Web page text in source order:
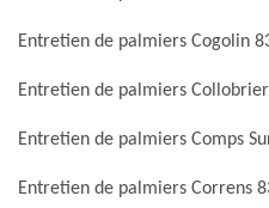
Entretien de palmiers Cogolin
Entretien de palmiers
Entretien de palmiers Comps
Entretien de palmiers Correns